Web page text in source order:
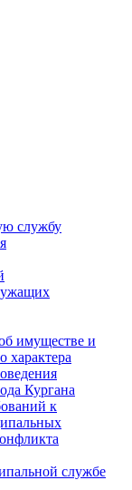
службу
имуществе и
характера
Кургана
к
службе